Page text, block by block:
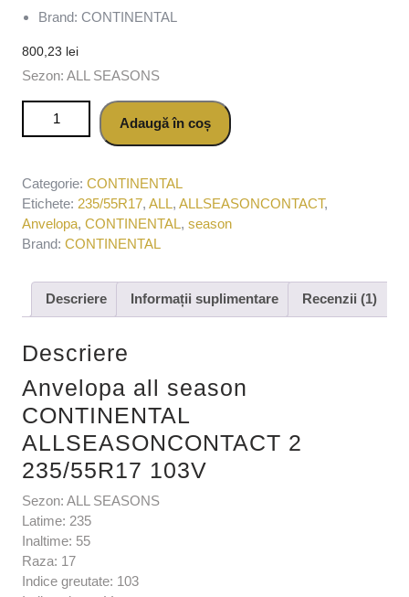
Brand: CONTINENTAL
800,23 lei
Sezon: ALL SEASONS
Cantitate Anvelopa all season CONTINENTAL
ALLSEASONCONTACT 2 235/55R17 103V
Adaugă în coș
Categorie: CONTINENTAL
Etichete: 235/55R17, ALL, ALLSEASONCONTACT,
Anvelopa, CONTINENTAL, season
Brand: CONTINENTAL
Descriere Informații suplimentare Recenzii (1)
Descriere
Anvelopa all season
CONTINENTAL
ALLSEASONCONTACT 2
235/55R17 103V
Sezon: ALL SEASONS
Latime: 235
Inaltime: 55
Raza: 17
Indice greutate: 103